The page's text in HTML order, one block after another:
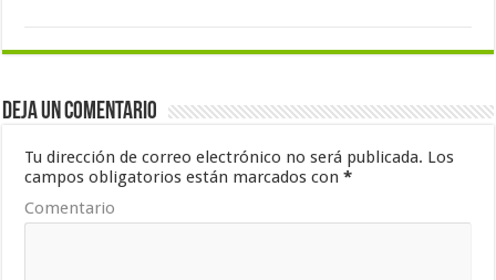
Deja un comentario
Tu dirección de correo electrónico no será publicada. Los
campos obligatorios están marcados con*
Comentario